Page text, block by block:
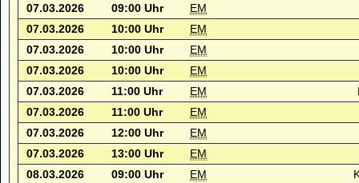
07.03.2026
09:00 Uhr
EM
07.03.2026
10:00 Uhr
EM
07.03.2026
10:00 Uhr EM
07.03.2026
10:00 Uhr
EM
07.03.2026
11:00 Uhr EM
07.03.2026
11:00 Uhr
EM
07.03.2026
12:00 Uhr
EM
07.03.2026
13:00 Uhr
EM
08.03.2026
09:00 Uhr EM